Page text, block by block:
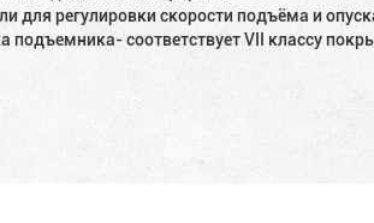
для регулировки скорости подъёма и
подъемника- соответствует VII классу